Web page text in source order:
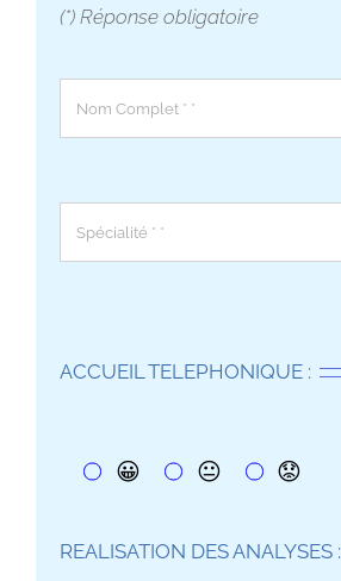
(*) Réponse obligatoire
ACCUEIL TELEPHONIQUE :
😀 😐 😟
REALISATION DES ANALYSES :